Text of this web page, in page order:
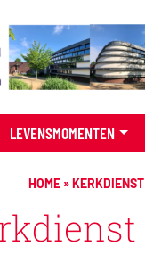
LEVENSMOMENTEN
HOME »KERKDIENST